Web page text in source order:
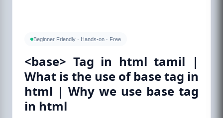
Beginner Friendly · Hands-on · Free
<base> Tag in html tamil |
What is the use of base tag in
html | Why we use base tag
in html